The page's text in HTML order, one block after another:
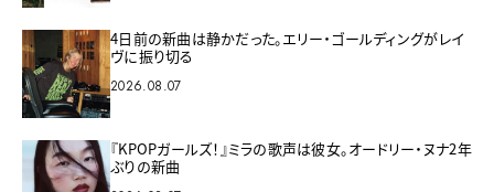
4日前の新曲は静かだった。エリー・ゴールディングがレイ
ヴに振り切る
2026.08.07
『KPOPガールズ！』ミラの歌声は彼女。オードリー・ヌナ2年
ぶりの新曲